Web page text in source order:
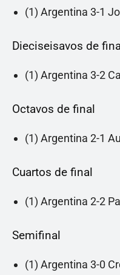
(1) Argentina 3-1
Dieciseisavos de
(1) Argentina 3-2
Octavos de final
(1) Argentina 2-1
Cuartos de final
(1) Argentina 2-2
Semifinal
(1) Argentina 3-0